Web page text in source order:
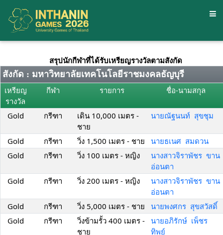
สรุปนักกีฬาที่ได้รับเหรียญรางวัลตามสังกัด
สังกัด : มหาวิทยาลัยเทคโนโลยีราชมงคลธัญบุรี
เหรียญ
รางวัล
กีฬา รายการ ชื่อ-นามสกุล
Gold กรีฑา
เดิน 10,000 เมตร -
ชาย
นายณัฐนนท์ สุขชุม
Gold กรีฑา วิ่ง 1,500 เมตร - ชาย
นายธเนศ สมดวน
Gold
กรีฑา วิ่ง 100 เมตร - หญิง
นางสาวจิราพัชร ขาน
อ่อนตา
Gold
กรีฑา วิ่ง 200 เมตร - หญิง
นางสาวจิราพัชร ขาน
อ่อนตา
Gold
กรีฑา วิ่ง 5,000 เมตร - ชาย
นายพงศกร สุขสวัสดิ์
Gold
กรีฑา
วิ่งข้ามรั้ว 400 เมตร -
ชาย
นายอภิรักษ์ เพ็ชร
ทิพย์